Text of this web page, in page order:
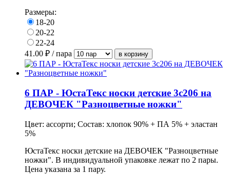
Размеры:
18-20
20-22
22-24
41.00 ₽ / пара
6 ПАР - ЮстаТекс носки детские 3с206 на
ДЕВОЧЕК "Разноцветные ножки"
Цвет: ассорти; Состав: хлопок 90% + ПА 5% + эластан
5%
ЮстаТекс носки детские на ДЕВОЧЕК "Разноцветные
ножки". В индивидуальной упаковке лежат по 2 пары.
Цена указана за 1 пару.